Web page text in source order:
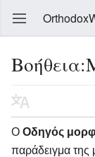
Ο Οδηγός
παράδειγμα